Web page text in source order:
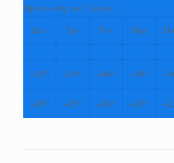
Πρόγνωση για 7 μέρες
Δευ
Τρι Τετ Πεμ
+35° +39° +40° +39° +
+26° +25° +24° +23° +